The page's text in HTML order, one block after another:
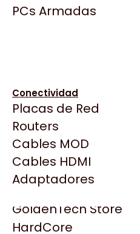
PCs Armadas
Conectividad
Placas de Red
Routers
Cables MOD
Cables HDMI
Adaptadores
Cooler Master
Deepcool
Dell
EVGA
Gamemax
Genesis
Genius
HP
Todas las Tiendas
Click Gaming
Compufan Store
Dinobyte
Full H4rd
Gaming City
Gezatek
GoldenTech Store
HardCore